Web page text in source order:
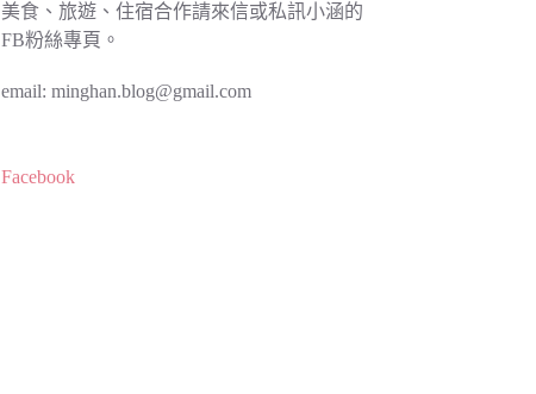
美食、旅遊、住宿合作請來信或私訊小涵的
FB粉絲專頁。
email: minghan.blog@gmail.com
Facebook